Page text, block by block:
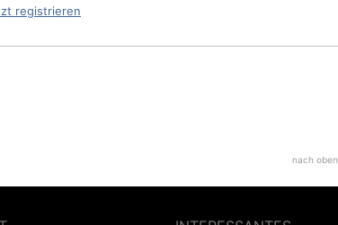
registrieren
nach oben